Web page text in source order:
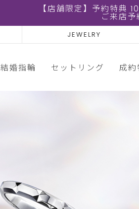
【店舗限定】予約特典
ご来店
JEWELRY
結婚指輪 セットリング 成約